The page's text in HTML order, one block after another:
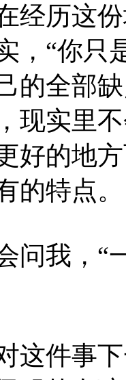
历这份
，“你只
的全部
现实里
好的地
的特点。
我，“一
件事下